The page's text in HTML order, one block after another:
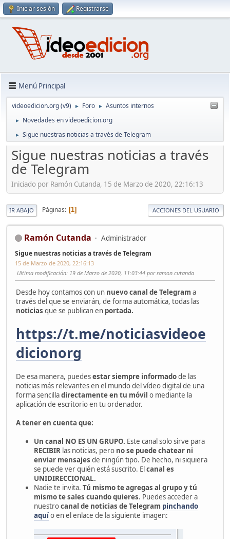
Iniciar sesión Registrarse
Menú Principal
videoedicion.org (v9) ► Foro ► Asuntos internos
► Novedades en videoedicion.org
► Sigue nuestras noticias a través de Telegram
Sigue nuestras noticias a través
de Telegram
Iniciado por Ramón Cutanda, 15 de Marzo de 2020, 22:16:13
IR ABAJO Páginas 1 ACCIONES DEL USUARIO
Ramón Cutanda Administrador
Sigue nuestras noticias a través de Telegram
15 de Marzo de 2020, 22:16:13
Ultima modificación: 19 de Marzo de 2020, 11:03:44 por ramon.cutanda
Desde hoy contamos con un nuevo canal de Telegram a
través del que se enviarán, de forma automática, todas las
noticias que se publican en portada.
https://t.me/noticiasvideoe
dicionorg
De esa manera, puedesestar siempre informadode las
noticias más relevantes en el mundo del vídeo digital de una
forma sencilladirectamente en tu móvil o mediante la
aplicación de escritorio en tu ordenador.
A tener en cuenta que:
Un canal NO ES UN GRUPO. Este canal solo sirve para
RECIBIR las noticias, pero no se puede chatear ni
enviar mensajes de ningún tipo. De hecho, ni siquiera
se puede ver quién está suscrito. Elcanal es
UNIDIRECCIONAL.
Nadie te invita. Tú mismo te agregas al grupo y tú
mismo te sales cuando quieres. Puedes acceder a
nuestrocanal de noticias de Telegram pinchando
aquío en el enlace de la siguiente imagen: